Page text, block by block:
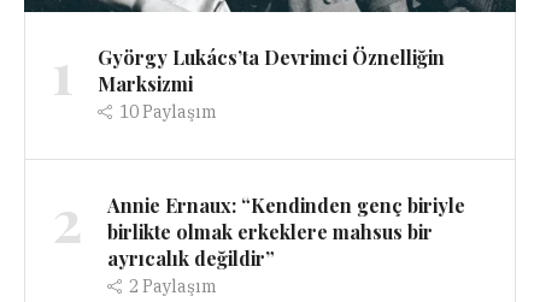
1
György Lukács’ta Devrimci Öznelliğin
Marksizmi
10Paylaşım
2
Annie Ernaux: “Kendinden genç biriyle
birlikte olmak erkeklere mahsus bir
ayrıcalık değildir”
2 Paylaşım